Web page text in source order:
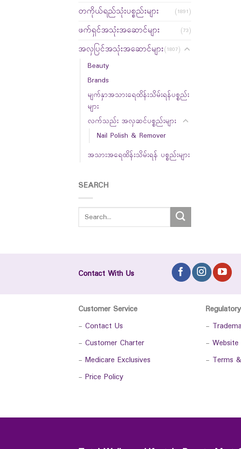
တကိုယ်ရည်သုံးပစ္စည်းများ (1891)
ဖက်ရှင်အသုံးအဆောင်များ (73)
အလှပြင်အသုံးအဆောင်များ(1807)
Beauty
Brands
မျက်နှာအသားရေထိန်းသိမ်းရန်ပစ္စည်း
များ
လက်သည်း အလှဆင်ပစ္စည်းများ
Nail Polish & Remover
အသားအရေထိန်းသိမ်းရန် ပစ္စည်းများ
SEARCH
Contact With Us
Customer Service
- Contact Us
- Customer Charter
- Medicare Exclusives
- Price Policy
Regulatory
-
-
- Terms